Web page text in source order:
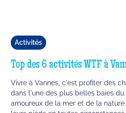
Activités
Top des 6 activités WTF à
Vivre à Vannes, c'est profiter des
dans l'une des plus belles baies du
amoureux de la mer et de la